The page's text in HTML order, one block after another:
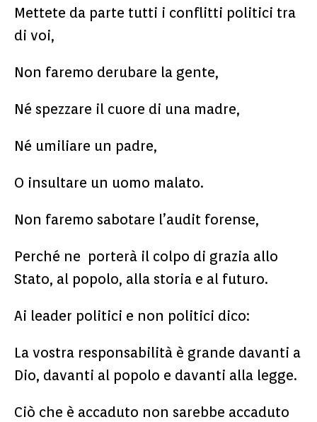
Mettete da parte tutti i conflitti politici tra
di voi,
Non faremo derubare la gente,
Né spezzare il cuore di una madre,
Né umiliare un padre,
O insultare un uomo malato.
Non faremo sabotare l’audit forense,
Perché ne porterà il colpo di grazia allo
Stato, al popolo, alla storia e al futuro.
Ai leader politici e non politici dico:
La vostra responsabilità è grande davanti a
Dio, davanti al popolo e davanti alla legge.
Ciò che è accaduto non sarebbe accaduto